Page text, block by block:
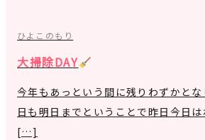
ひよこのもり
大掃除DAY
今年もあっという間に残りわずかと
日も明日までということで昨日今日
[…]